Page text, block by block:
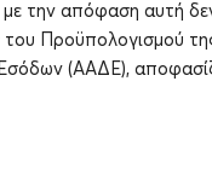
με την απόφαση αυτή
Προϋπολογισμού
(ΑΑΔΕ),